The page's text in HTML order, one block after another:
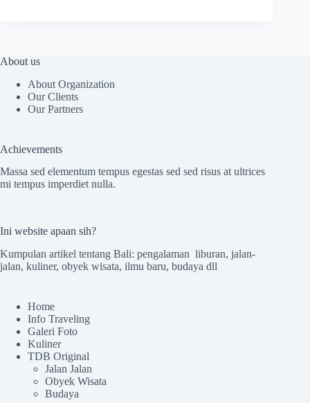
About us
About Organization
Our Clients
Our Partners
Achievements
Massa sed elementum tempus egestas sed sed risus at ultrices
mi tempus imperdiet nulla.
Ini website apaan sih?
Kumpulan artikel tentang Bali: pengalaman liburan, jalan-
jalan, kuliner, obyek wisata, ilmu baru, budaya dll
Home
Info Traveling
Galeri Foto
Kuliner
TDB Original
Jalan Jalan
Obyek Wisata
Budaya